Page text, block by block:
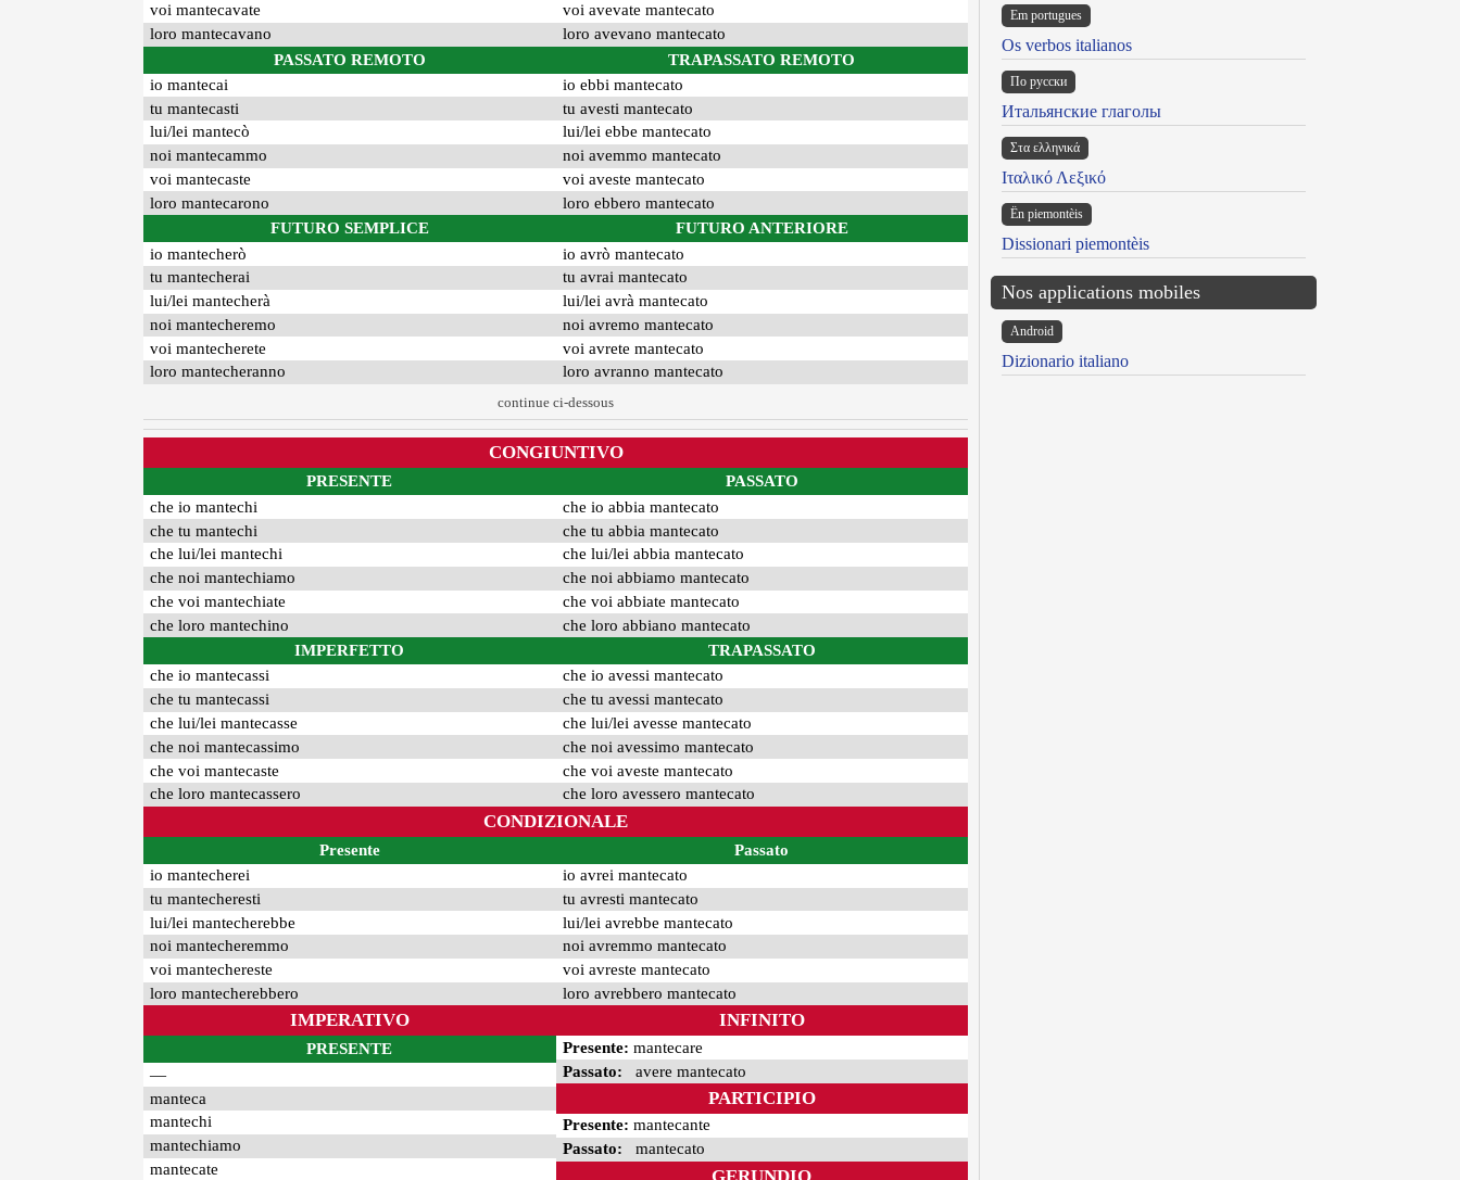
voi mantecavate
loro mantecavano
PASSATO REMOTO
io mantecai
tu mantecasti
lui/lei mantecò
noi mantecammo
voi mantecaste
loro mantecarono
FUTURO SEMPLICE
io mantecherò
tu mantecherai
lui/lei mantecherà
noi mantecheremo
voi mantecherete
loro mantecheranno
voi avevate mantecato
loro avevano mantecato
TRAPASSATO REMOTO
io ebbi mantecato
tu avesti mantecato
lui/lei ebbe mantecato
noi avemmo mantecato
voi aveste mantecato
loro ebbero mantecato
FUTURO ANTERIORE
io avrò mantecato
tu avrai mantecato
lui/lei avrà mantecato
noi avremo mantecato
voi avrete mantecato
loro avranno mantecato
continue ci-dessous
CONGIUNTIVO
PRESENTE
che io mantechi
che tu mantechi
che lui/lei mantechi
che noi mantechiamo
che voi mantechiate
che loro mantechino
IMPERFETTO
che io mantecassi
che tu mantecassi
che lui/lei mantecasse
che noi mantecassimo
che voi mantecaste
che loro mantecassero
PASSATO
che io abbia mantecato
che tu abbia mantecato
che lui/lei abbia mantecato
che noi abbiamo mantecato
che voi abbiate mantecato
che loro abbiano mantecato
TRAPASSATO
che io avessi mantecato
che tu avessi mantecato
che lui/lei avesse mantecato
che noi avessimo mantecato
che voi aveste mantecato
che loro avessero mantecato
CONDIZIONALE
Presente
io mantecherei
tu mantecheresti
lui/lei mantecherebbe
noi mantecheremmo
voi mantechereste
loro mantecherebbero
Passato
io avrei mantecato
tu avresti mantecato
lui/lei avrebbe mantecato
noi avremmo mantecato
voi avreste mantecato
loro avrebbero mantecato
IMPERATIVO
PRESENTE
—
manteca
mantechi
mantechiamo
mantecate
INFINITO
Presente: mantecare
Passato: avere mantecato
PARTICIPIO
Presente: mantecante
Passato: mantecato
GERUNDIO
Em portugues
Os verbos italianos
По русски
Итальянские глаголы
Στα ελληνικά
Ιταλικό Λεξικό
Ën piemontèis
Dissionari piemontèis
Nos applications mobiles
Android
Dizionario italiano